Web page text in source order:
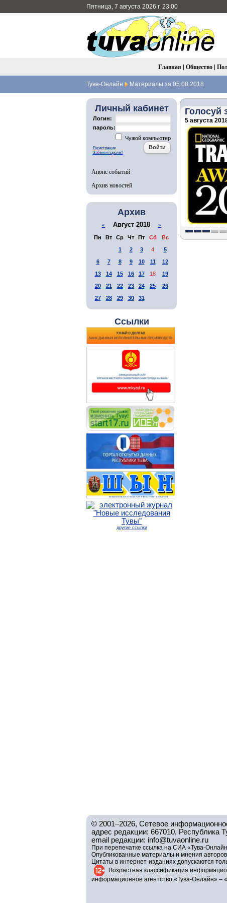
Пятница, 7 августа 2026 г. 23:00
Главная | Общество|
Тува-Онлайн Материалы за 05.08.2018
Личный кабинет
Логин:
пароль:
Чужой компьютер
Регистрация
Забыли пароль?
Анонс событий
Архив новостей
Архив
« Август 2018 »
Пн Вт Ср Чт Пт Сб
Вс
1
2 3 4
5
6
7 8 9 10 11
12
13
14 15 16 17 18
19
20
21 22 23 24 25
26
27
28 29 30 31
Ссылки
другие ссылки
Голосуй
5 августа
© 2001–2026, Сетевое
адрес редакции: 667010, Республика
email редакции: info@tuvaonline.ru
При перепечатке ссылка на СИА «Тува-
Опубликованные материалы и мнения
Цитаты в интернет-изданиях допускаются
Возрастная классификация
информационное агентство «Тува-Онлайн» –